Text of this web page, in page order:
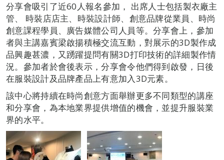
分享會吸引了近60人報名參加， 出席人士包括製衣廠主
管、 時裝店店主、時裝設計師、創意品牌從業員、時尚
創意課程學員、廣告媒體公司人員等。分享會上，參加
者與主講嘉賓梁啟揚積極交流互動，對展示的3D製作成
品興趣甚濃，又踴躍提問有關3D打印技術的詳細製作情
況。參加者於會後表示，分享會令他們得到啟發，日後
在服裝設計及品牌產品上有意加入3D元素。
該中心將持續在時尚創意方面舉辦更多不同類型的講座
和分享會，為本地業界提供增值的機會，並提升服裝業
界的水平。